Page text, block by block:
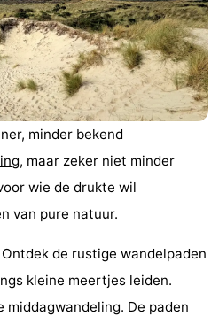
minder bekend
, maar zeker niet minder
wie de drukte wil
van pure natuur.
Ontdek de rustige wandelpaden
kleine meertjes leiden.
De paden